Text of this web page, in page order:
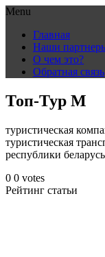
Menu
content
Главная
Наши
О чем это?
Обратная связь
Топ-Тур М
туристическая
туристическая
республики
0 0 votes
Рейтинг статьи